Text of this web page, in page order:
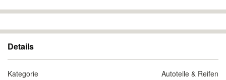
Details
Kategorie
Autoteile & Reifen